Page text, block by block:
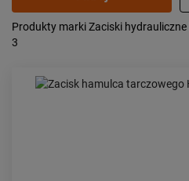
Popularność:
Produkty marki Zaciski
3